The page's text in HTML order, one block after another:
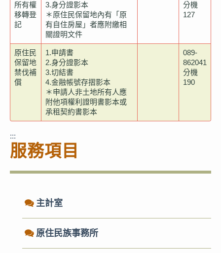
所有權
移轉登
記
3.身分證影本
＊原住民保留地內有「原
有自住房屋」者應附繳相
關證明文件
分機
127
原住民
保留地
禁伐補
償
1.申請書
2.身分證影本
3.切結書
4.金融帳號存摺影本
＊申請人非土地所有人應
附他項權利證明書影本或
承租契約書影本
089-
862041
分機
190
:::
服務項目
主計室
原住民族事務所